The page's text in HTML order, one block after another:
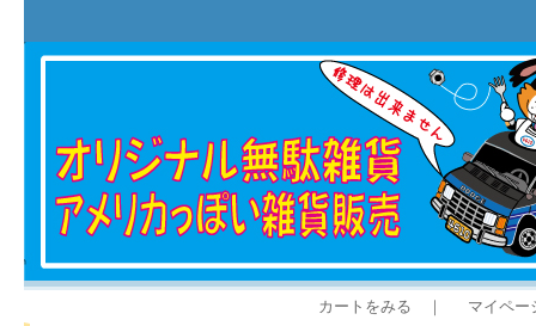
カートをみる ｜ マイペー